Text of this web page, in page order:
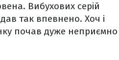
Вибухових серій
так впевнено. Хоч і
почав дуже неприємно